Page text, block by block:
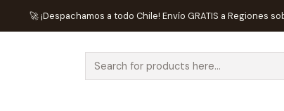
🚀 ¡Despachamos a todo Chile! Envío GRATIS a Regiones
Home Juegos de Mesa Editorial Devir